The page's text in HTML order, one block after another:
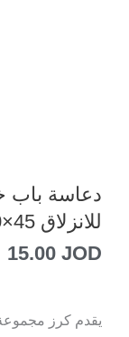
دعاسة باب
للانزلاق 45×100 سم
15.00 JOD
يقدم كرز